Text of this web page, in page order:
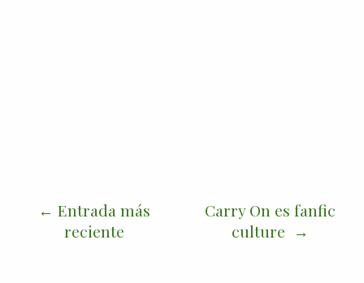
Entrada más
reciente
Carry On es fanfic
culture